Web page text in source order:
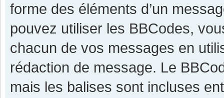
forme des éléments d’un
pouvez utiliser les BBCodes,
chacun de vos messages en
rédaction de message. Le
mais les balises sont incluses